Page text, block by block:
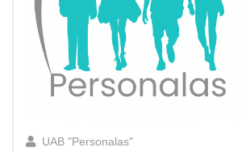
UAB "Personalas"